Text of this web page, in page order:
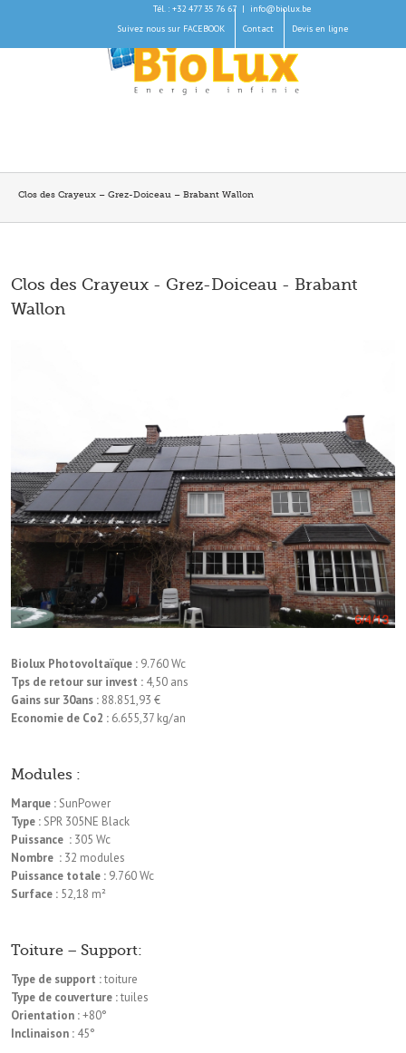
Tél. : +32 477 35 76 67 |
info@biolux.be
Suivez nous sur FACEBOOK
Contact Devis en ligne
Clos des Crayeux – Grez-Doiceau – Brabant Wallon
Clos des Crayeux - Grez-Doiceau - Brabant
Wallon
Biolux Photovoltaïque : 9.760 Wc
Tps de retour sur invest : 4,50 ans
Gains sur 30ans : 88.851,93 €
Economie de Co2 : 6.655,37 kg/an
Modules :
Marque : SunPower
Type : SPR 305NE Black
Puissance : 305 Wc
Nombre : 32 modules
Puissance totale : 9.760 Wc
Surface : 52,18 m²
Toiture – Support:
Type de support :toiture
Type de couverture :tuiles
Orientation :+80°
Inclinaison : 45°